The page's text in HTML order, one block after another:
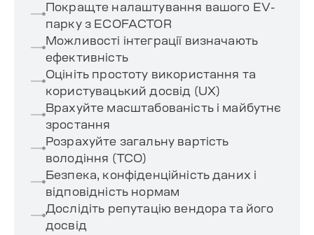
Покращте налаштування вашого EV-
парку з ECOFACTOR
Можливості інтеграції визначають
ефективність
Оцініть простоту використання та
користувацький досвід (UX)
Врахуйте масштабованість і майбутнє
зростання
Розрахуйте загальну вартість
володіння (TCO)
Безпека, конфіденційність даних і
відповідність нормам
Дослідіть репутацію вендора та його
досвід